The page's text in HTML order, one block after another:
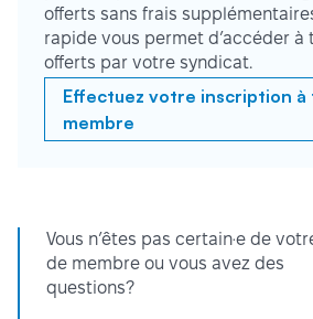
offerts sans frais
rapide vous permet d’accéder à
offerts par votre syndicat.
Effectuez votre inscription
membre
Vous n’êtes pas certain·e de
de membre ou vous avez des
questions?